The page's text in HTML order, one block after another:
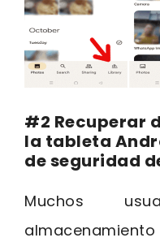
#2 Recuperar
la tableta
de seguridad
Muchos